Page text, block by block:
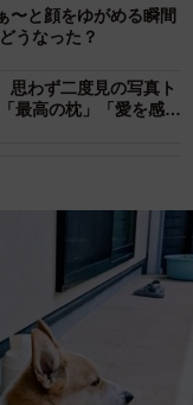
〜と顔をゆがめる瞬間
うなった？
わず二度見の写真ト
最高の枕」「愛を感じ